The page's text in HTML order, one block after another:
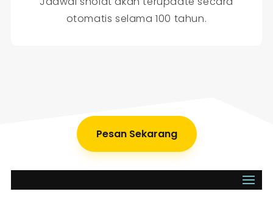
otomatis selama 100 tahun.
Pesan Sekarang